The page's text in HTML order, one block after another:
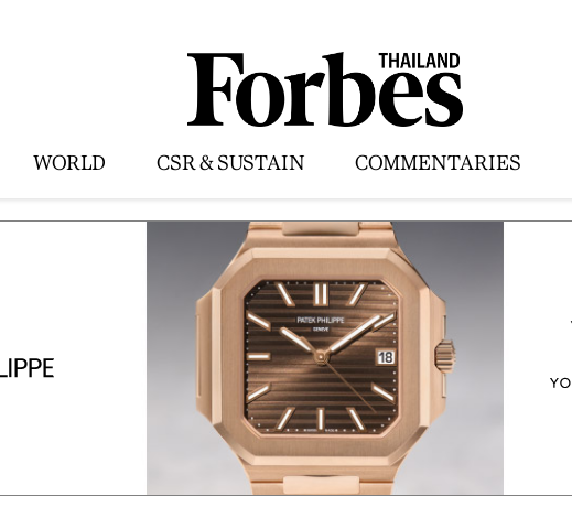
WORLD CSR & SUSTAIN COMMENTARIES